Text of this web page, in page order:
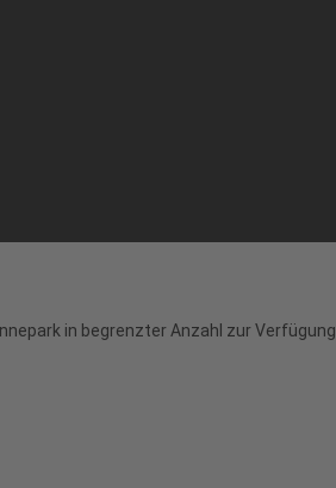
in begrenzter Anzahl zur Verfügung.